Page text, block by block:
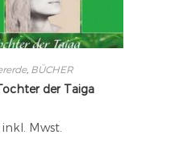
, BÜCHER
der Taiga
inkl. Mwst.